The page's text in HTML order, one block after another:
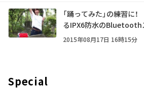
「踊ってみた」の練習に
るIPX6防水のBluetooth
2015年08月17日 16時15分
Special